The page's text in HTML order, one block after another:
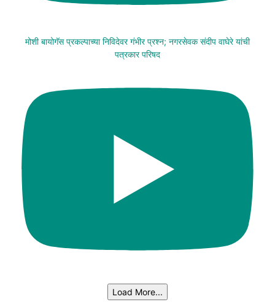
मोशी बायोगॅस प्रकल्पाच्या निविदेवर गंभीर प्रश्न; नगरसेवक संदीप वाघेरे यांची
पत्रकार परिषद
Load More...